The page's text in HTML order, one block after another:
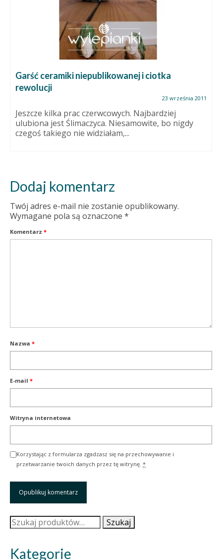
Garść ceramiki niepublikowanej i ciotka
rewolucji
23 września 2011
Jeszcze kilka prac czerwcowych. Najbardziej
ulubiona jest Ślimaczyca. Niesamowite, bo nigdy
czegoś takiego nie widziałam,...
Dodaj komentarz
Twój adres e-mail nie zostanie opublikowany.
Wymagane pola są oznaczone *
Komentarz *
Nazwa *
E-mail *
Witryna internetowa
Korzystając z formularza zgadzasz się na przechowywanie i
przetwarzanie twoich danych przez tę witrynę. *
Szukaj: Szukaj
Kategorie